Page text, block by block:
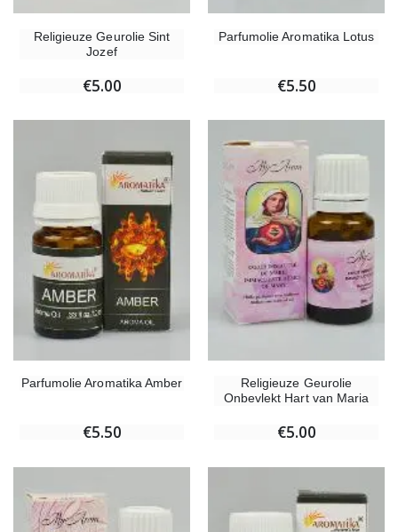
Religieuze Geurolie Sint
Jozef
€5.00
Parfumolie Aromatika Lotus
€5.50
Parfumolie Aromatika Amber
€5.50
Religieuze Geurolie
Onbevlekt Hart van Maria
€5.00